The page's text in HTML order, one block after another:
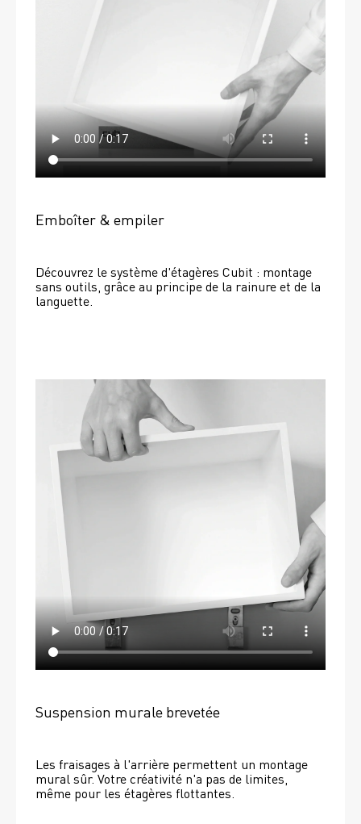
Emboîter & empiler
Découvrez le système d'étagères Cubit : montage
sans outils, grâce au principe de la rainure et de la
languette.
Suspension murale brevetée
Les fraisages à l'arrière permettent un montage
mural sûr. Votre créativité n'a pas de limites,
même pour les étagères flottantes.